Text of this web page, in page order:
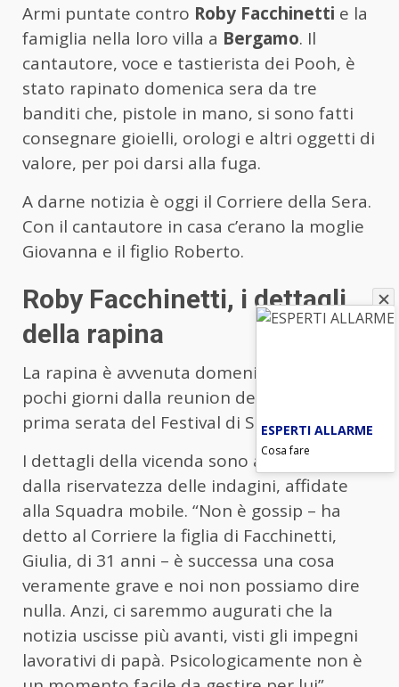
Armi puntate contro Roby Facchinetti e la
famiglia nella loro villa a Bergamo. Il
cantautore, voce e tastierista dei Pooh, è
stato rapinato domenica sera da tre
banditi che, pistole in mano, si sono fatti
consegnare gioielli, orologi e altri oggetti di
valore, per poi darsi alla fuga.
A darne notizia è oggi il Corriere della Sera.
Con il cantautore in casa c’erano la moglie
Giovanna e il figlio Roberto.
Roby Facchinetti, i dettagli
della rapina
La rapina è avvenuta domenica scorsa, a
pochi giorni dalla reunion dei
prima serata del Festival di Sanremo.
I dettagli della vicenda sono ancora coperti
dalla riservatezza delle indagini, affidate
alla Squadra mobile. “Non è gossip – ha
detto al Corriere la figlia di Facchinetti,
Giulia, di 31 anni – è successa una cosa
veramente grave e noi non possiamo dire
nulla. Anzi, ci saremmo augurati che la
notizia uscisse più avanti, visti gli impegni
lavorativi di papà. Psicologicamente non è
ESPERTI ALLARME
Cosa fare